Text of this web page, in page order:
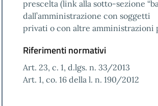
prescelta (link alla sotto-sezione
dall’amministrazione con soggetti
privati o con altre amministrazioni
Riferimenti normativi
Art. 23, c. 1, d.lgs. n. 33/2013
Art. 1, co. 16 della l. n. 190/2012